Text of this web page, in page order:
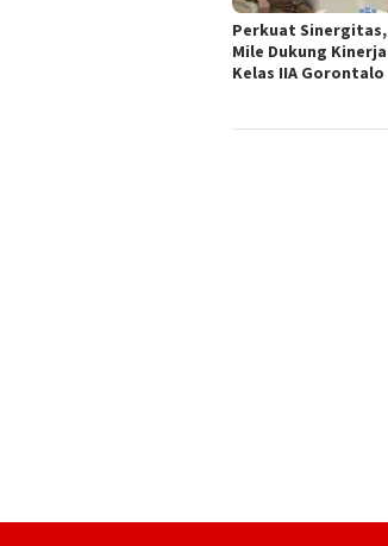
Perkuat
Mile Dukung
Kelas IIA Gorontalo